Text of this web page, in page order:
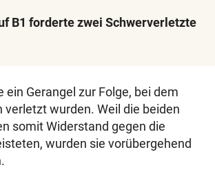
B1 forderte zwei Schwerverletzte
ein Gerangel zur Folge, bei dem
verletzt wurden. Weil die beiden
somit Widerstand gegen die
wurden sie vorübergehend